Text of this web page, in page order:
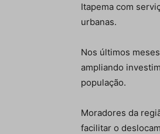
Itapema com
urbanas.
Nos últimos
ampliando
população.
Moradores da
facilitar o